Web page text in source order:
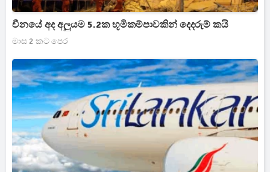
චීනයේ අද අලුයම 5.2ක භූමිකම්පාවකින් දෙදරුම් කයි
මාස 2 කට පෙර